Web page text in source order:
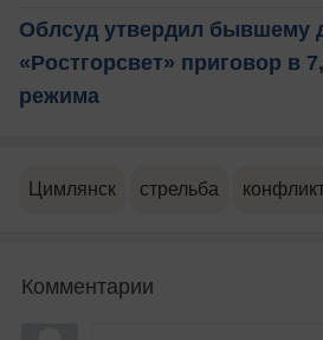
Облсуд утвердил бывшему
«Ростгорсвет» приговор в
режима
Цимлянск стрельба
Комментарии